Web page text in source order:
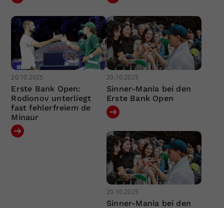
20.10.2025
Erste Bank Open:
Rodionov unterliegt
fast fehlerfreiem de
Minaur
20.10.2025
Sinner-Mania bei den
Erste Bank Open
20.10.2025
Sinner-Mania bei den